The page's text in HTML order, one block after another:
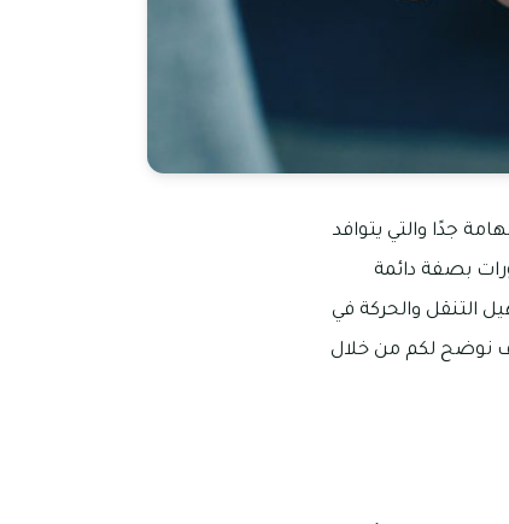
جدًا والتي يتوافد
بصفة دائمة
التنقل والحركة في
نوضح لكم من خلال